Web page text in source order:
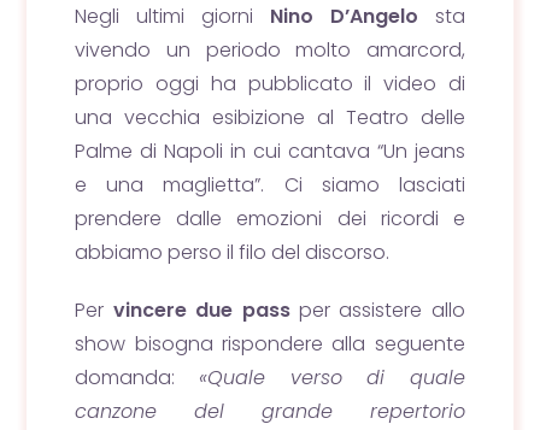
Negli ultimi giorni Nino D’Angelo sta
vivendo un periodo molto amarcord,
proprio oggi ha pubblicato il video di
una vecchia esibizione al Teatro delle
Palme di Napoli in cui cantava “Un jeans
e una maglietta”. Ci siamo lasciati
prendere dalle emozioni dei ricordi e
abbiamo perso il filo del discorso.
Per vincere due passper assistere allo
show bisogna rispondere alla seguente
domanda: «Quale verso di quale
canzone del grande repertorio